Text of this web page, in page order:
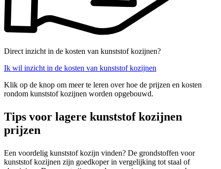
Direct inzicht in de kosten van kunststof kozijnen?
Ik wil inzicht in de kosten van kunststof kozijnen
Klik op de knop om meer te leren over hoe de prijzen en kosten
rondom kunststof kozijnen worden opgebouwd.
Tips voor lagere kunststof kozijnen
prijzen
Een voordelig kunststof kozijn vinden? De grondstoffen voor
kunststof kozijnen zijn goedkoper in vergelijking tot staal of